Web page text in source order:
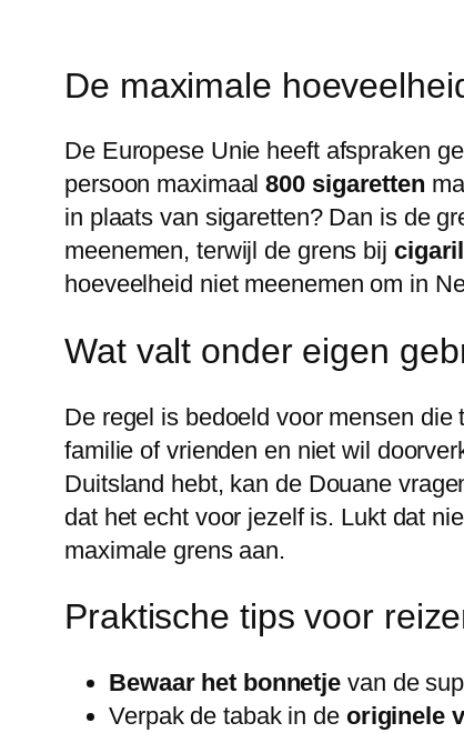
De maximale
De Europese Unie heeft afspraken
persoon maximaal800 sigaretten
in plaats van sigaretten? Dan is de
meenemen, terwijl de grens bij
hoeveelheid niet meenemen om in
Wat valt onder eigen
De regel is bedoeld voor mensen
familie of vrienden en niet wil
Duitsland hebt, kan de Douane
dat het echt voor jezelf is. Lukt dat
maximale grens aan.
Praktische tips voor
Bewaar het bonnetje van de
Verpak de tabak in de originele